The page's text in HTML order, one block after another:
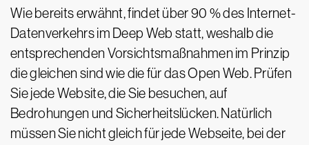
Wie bereits erwähnt, findet über 90 % des Internet-
Datenverkehrs im Deep Web statt, weshalb die
entsprechenden Vorsichtsmaßnahmen im Prinzip
die gleichen sind wie die für das Open Web. Prüfen
Sie jede Website, die Sie besuchen, auf
Bedrohungen und Sicherheitslücken. Natürlich
müssen Sie nicht gleich für jede Webseite, bei der